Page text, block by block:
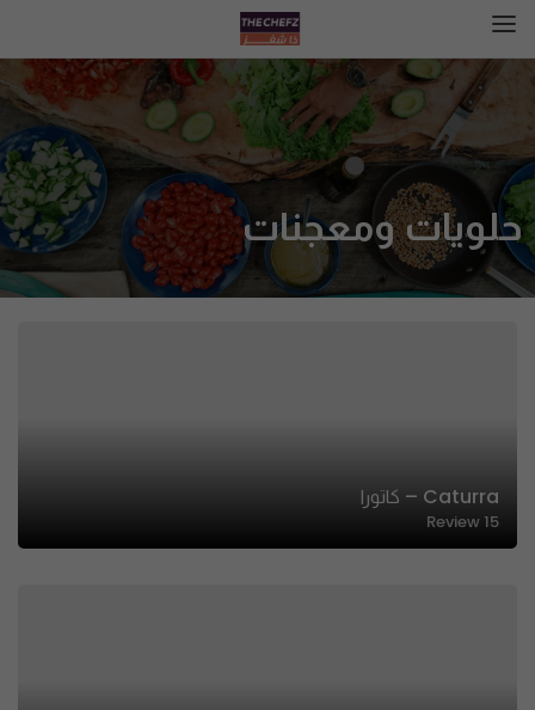
حلويات ومعجنات
Caturra – كاتورا
15
Review